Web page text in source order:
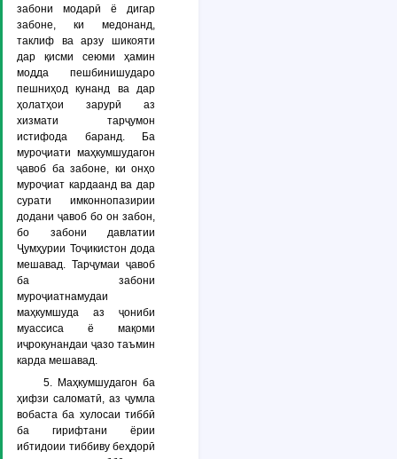
забони модарӣ ё дигар
забоне, ки медонанд,
таклиф ва арзу шикояти
дар қисми сеюми ҳамин
модда пешбинишударо
пешниҳод кунанд ва дар
ҳолатҳои зарурӣ аз
хизмати тарҷумон
истифода баранд. Ба
муроҷиати маҳкумшудагон
ҷавоб ба забоне, ки онҳо
муроҷиат кардаанд ва дар
сурати имконнопазирии
додани ҷавоб бо он забон,
бо забони давлатии
Ҷумҳурии Тоҷикистон дода
мешавад. Тарҷумаи ҷавоб
ба забони
муроҷиатнамудаи
маҳкумшуда аз ҷониби
муассиса ё мақоми
иҷрокунандаи ҷазо таъмин
карда мешавад.
5. Маҳкумшудагон ба
ҳифзи саломатӣ, аз ҷумла
вобаста ба хулосаи тиббӣ
ба гирифтани ёрии
ибтидоии тиббиву беҳдорӣ